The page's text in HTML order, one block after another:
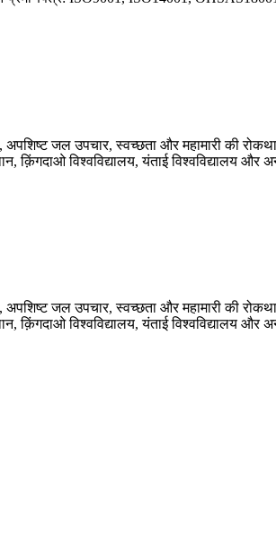
अपशिष्ट जल उपचार, स्वच्छता और महामारी की
विश्वविद्यालय, यंताई विश्वविद्यालय और
अपशिष्ट जल उपचार, स्वच्छता और महामारी की
विश्वविद्यालय, यंताई विश्वविद्यालय और